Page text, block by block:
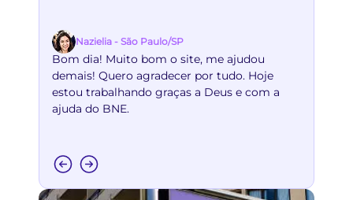
Nazielia - São Paulo/SP
Bom dia! Muito bom o site, me ajudou
demais! Quero agradecer por tudo. Hoje
estou trabalhando graças a Deus e com a
ajuda do BNE.